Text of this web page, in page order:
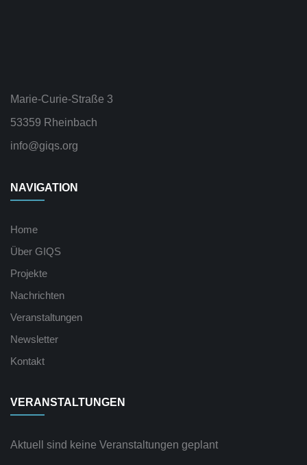
Marie-Curie-Straße 3
53359 Rheinbach
info@giqs.org
NAVIGATION
Home
Über GIQS
Projekte
Nachrichten
Veranstaltungen
Newsletter
Kontakt
VERANSTALTUNGEN
Aktuell sind keine Veranstaltungen geplant